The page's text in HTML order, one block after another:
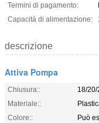
Termini di pagamento:
Capacità di alimentazione:
descrizione
Attiva Pompa
Chiusura::
18/
Materiale::
Colore::
Può